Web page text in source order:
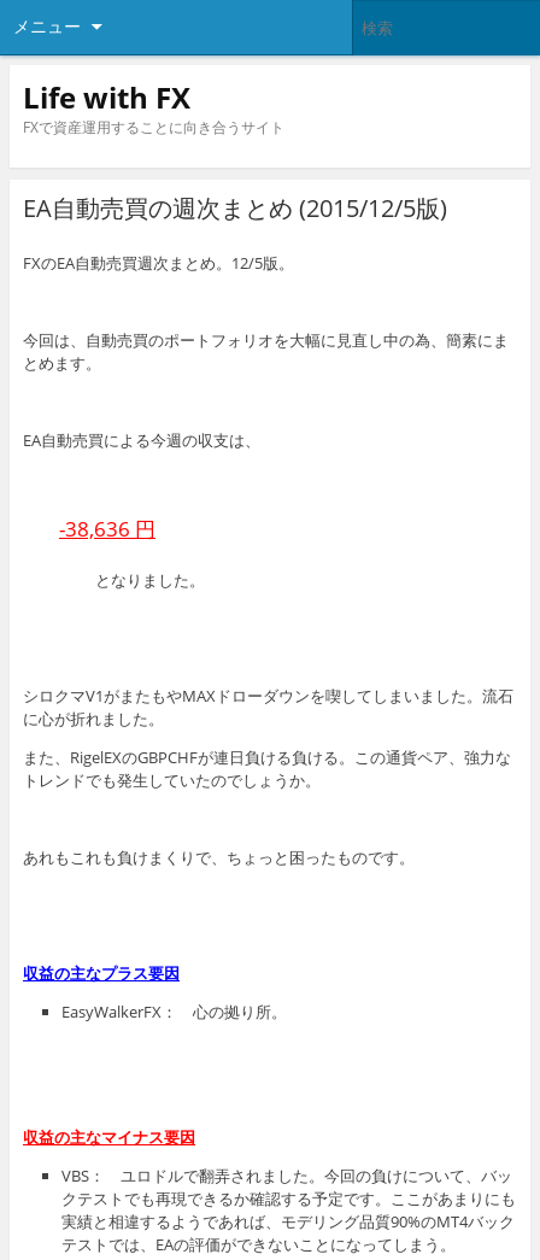
メニュー
Life with FX
FXで資産運用することに向き合うサイト
EA自動売買の週次まとめ (2015/12/5版)
FXのEA自動売買週次まとめ。12/5版。
今回は、自動売買のポートフォリオを大幅に見直し中の為、簡素にま
とめます。
EA自動売買による今週の収支は、
-38,636 円
となりました。
シロクマV1がまたもやMAXドローダウンを喫してしまいました。流石
に心が折れました。
また、RigelEXのGBPCHFが連日負ける負ける。この通貨ペア、強力な
トレンドでも発生していたのでしょうか。
あれもこれも負けまくりで、ちょっと困ったものです。
収益の主なプラス要因
EasyWalkerFX： 心の拠り所。
収益の主なマイナス要因
VBS： ユロドルで翻弄されました。今回の負けについて、バッ
クテストでも再現できるか確認する予定です。ここがあまりにも
実績と相違するようであれば、モデリング品質90%のMT4バック
テストでは、EAの評価ができないことになってしまう。